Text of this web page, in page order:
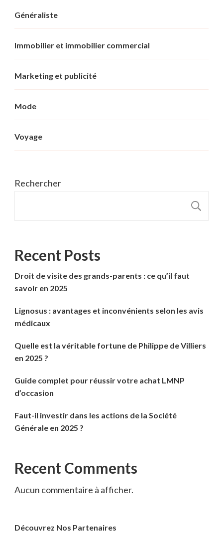
Généraliste
Immobilier et immobilier commercial
Marketing et publicité
Mode
Voyage
Rechercher
Recent Posts
Droit de visite des grands-parents : ce qu’il faut
savoir en 2025
Lignosus : avantages et inconvénients selon les avis
médicaux
Quelle est la véritable fortune de Philippe de Villiers
en 2025 ?
Guide complet pour réussir votre achat LMNP
d’occasion
Faut-il investir dans les actions de la Société
Générale en 2025 ?
Recent Comments
Aucun commentaire à afficher.
Découvrez Nos Partenaires